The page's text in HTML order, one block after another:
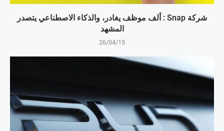
شركة Snap : ألف موظف يغادر، والذكاء الاصطناعي يتصدر
المشهد
26/04/15